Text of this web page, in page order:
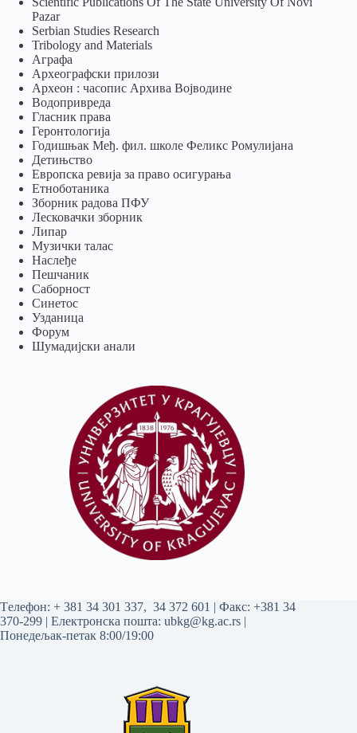
Pazar
Serbian Studies Research
Tribology and Materials
Аграфа
Археографски прилози
Археон : часопис Архива Војводине
Водопривреда
Гласник права
Геронтологија
Годишњак Међ. фил. школе Феликс Ромулијана
Детињство
Европска ревија за право осигурања
Eтноботаника
Зборник радова ПФУ
Лесковачки зборник
Липар
Музички талас
Наслеђе
Пешчаник
Саборност
Синетос
Узданица
Форум
Шумадијски анали
Tелефон: + 381 34 301 337, 34 372 601
| Факс: +381 34
370-299 | Електронска пошта: ubkg@kg.ac.rs
Понедељак-петак 8:00/19:00